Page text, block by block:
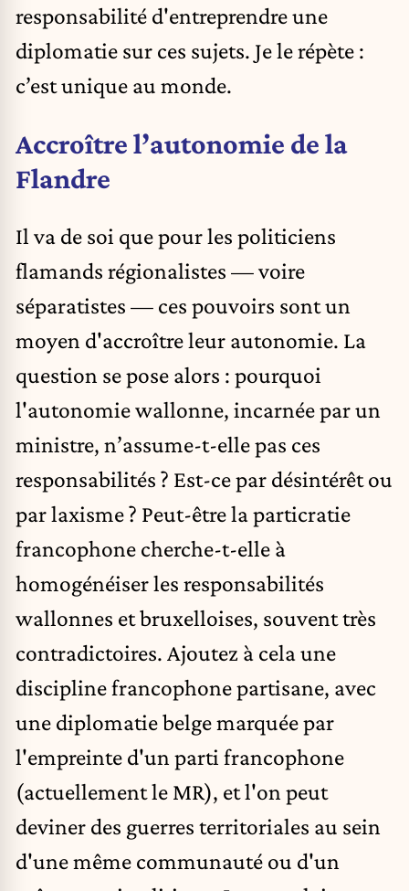
responsabilité d'entreprendre une
diplomatie sur ces sujets. Je le répète :
c’est unique au monde.
Accroître l’autonomie de la
Flandre
Il va de soi que pour les politiciens
flamands régionalistes — voire
séparatistes — ces pouvoirs sont un
moyen d'accroître leur autonomie. La
question se pose alors : pourquoi
l'autonomie wallonne, incarnée par un
ministre, n’assume-t-elle pas ces
responsabilités ? Est-ce par désintérêt ou
par laxisme ? Peut-être la particratie
francophone cherche-t-elle à
homogénéiser les responsabilités
wallonnes et bruxelloises, souvent très
contradictoires. Ajoutez à cela une
discipline francophone partisane, avec
une diplomatie belge marquée par
l'empreinte d'un parti francophone
(actuellement le MR), et l'on peut
deviner des guerres territoriales au sein
d'une même communauté ou d'un